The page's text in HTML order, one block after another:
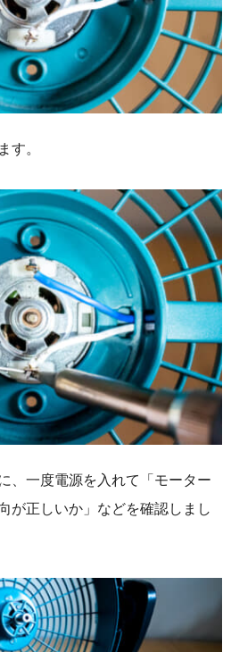
す。
、一度電源を入れて「モーター
が正しいか」などを確認しまし